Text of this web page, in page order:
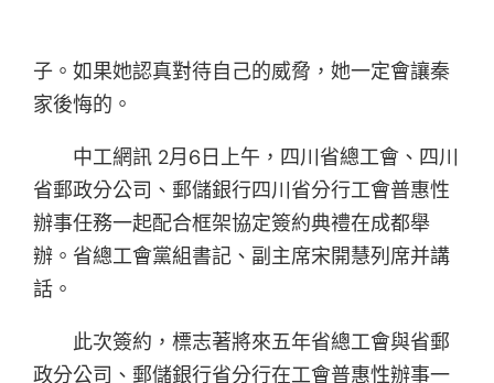
子。如果她認真對待自己的威脅，她一定會讓秦
家後悔的。
中工網訊 2月6日上午，四川省總工會、四川
省郵政分公司、郵儲銀行四川省分行工會普惠性
辦事任務一起配合框架協定簽約典禮在成都舉
辦。省總工會黨組書記、副主席宋開慧列席并講
話。
此次簽約，標志著將來五年省總工會與省郵
政分公司、郵儲銀行省分行在工會普惠性辦事一